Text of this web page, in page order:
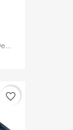
favorite_border